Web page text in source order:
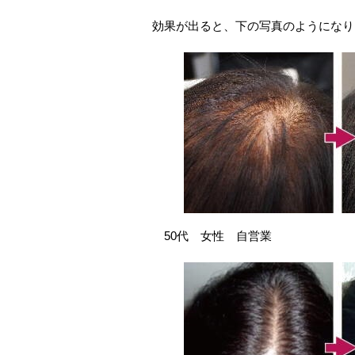
効果が出ると、下の写真のようにな
50代 女性 自営業